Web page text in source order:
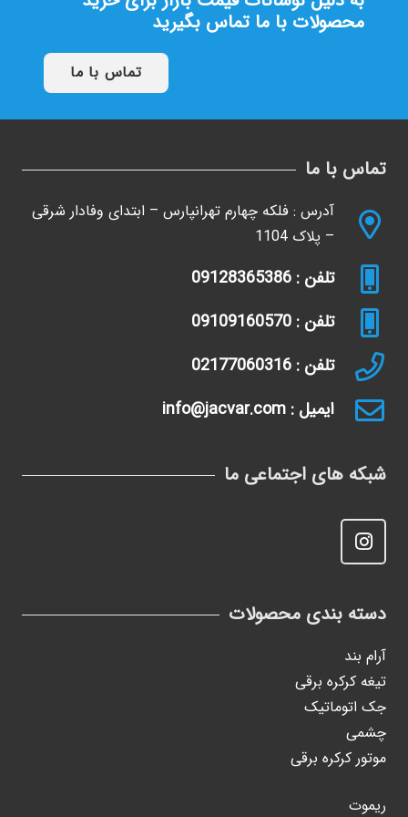
محصولات با ما تماس بگیرید
تماس با ما
تماس با ما
آدرس : فلکه چهارم تهرانپارس – ابتدای وفادار شرقی
– پلاک 1104
تلفن : 09128365386
تلفن : 09109160570
تلفن : 02177060316
ایمیل : info@jacvar.com
شبکه های اجتماعی ما
دسته بندی محصولات
آرام بند
تیغه کرکره برقی
جک اتوماتیک
چشمی
موتور کرکره برقی
ریموت